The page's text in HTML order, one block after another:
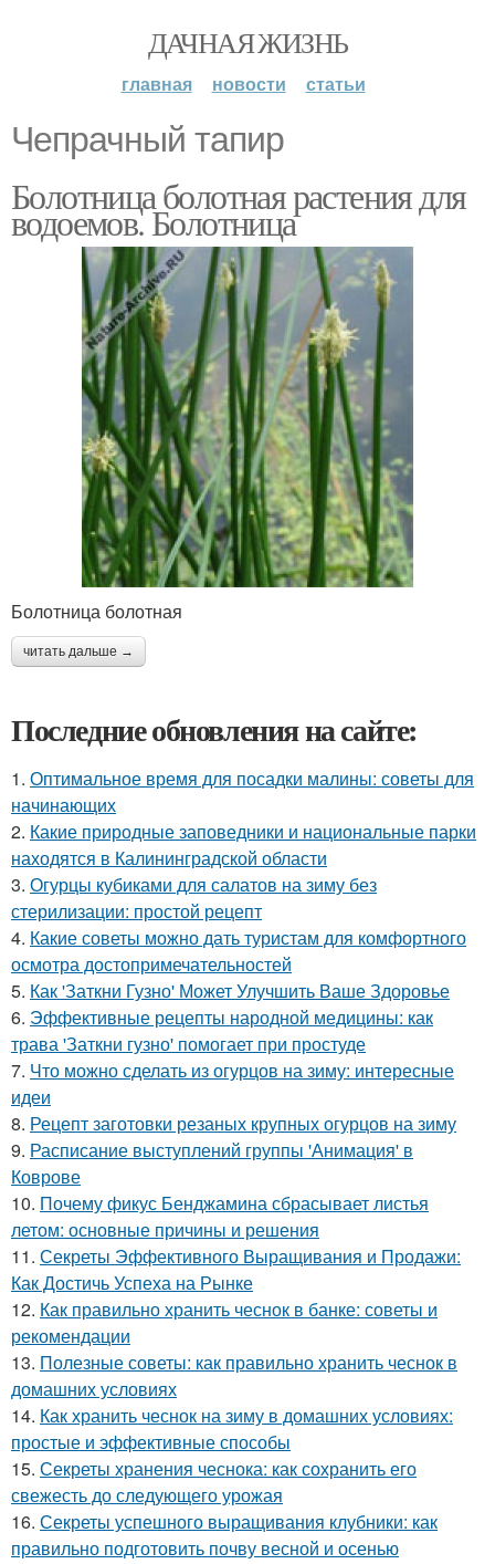
ДАЧНАЯ ЖИЗНЬ
главная новости статьи
Чепрачный тапир
Болотница болотная растения для
водоемов. Болотница
Болотница болотная
читать дальше →
Последние обновления на сайте:
1. Оптимальное время для посадки малины: советы для
начинающих
2. Какие природные заповедники и национальные парки
находятся в Калининградской области
3. Огурцы кубиками для салатов на зиму без
стерилизации: простой рецепт
4. Какие советы можно дать туристам для комфортного
осмотра достопримечательностей
5. Как 'Заткни Гузно' Может Улучшить Ваше Здоровье
6. Эффективные рецепты народной медицины: как
трава 'Заткни гузно' помогает при простуде
7. Что можно сделать из огурцов на зиму: интересные
идеи
8. Рецепт заготовки резаных крупных огурцов на зиму
9. Расписание выступлений группы 'Анимация' в
Коврове
10. Почему фикус Бенджамина сбрасывает листья
летом: основные причины и решения
11. Секреты Эффективного Выращивания и Продажи:
Как Достичь Успеха на Рынке
12. Как правильно хранить чеснок в банке: советы и
рекомендации
13. Полезные советы: как правильно хранить чеснок в
домашних условиях
14. Как хранить чеснок на зиму в домашних условиях:
простые и эффективные способы
15. Секреты хранения чеснока: как сохранить его
свежесть до следующего урожая
16. Секреты успешного выращивания клубники: как
правильно подготовить почву весной и осенью